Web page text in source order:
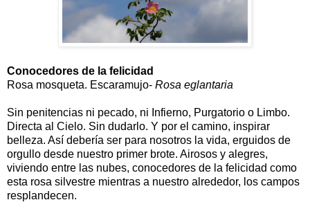
Conocedores de la felicidad
Rosa mosqueta. Escaramujo- Rosa eglantaria
Sin penitencias ni pecado, ni Infierno, Purgatorio o Limbo.
Directa al Cielo. Sin dudarlo. Y por el camino, inspirar
belleza. Así debería ser para nosotros la vida, erguidos de
orgullo desde nuestro primer brote. Airosos y alegres,
viviendo entre las nubes, conocedores de la felicidad como
esta rosa silvestre mientras a nuestro alrededor, los campos
resplandecen.